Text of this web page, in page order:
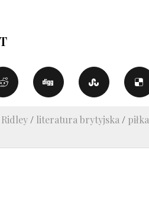
/ literatura brytyjska / piłka